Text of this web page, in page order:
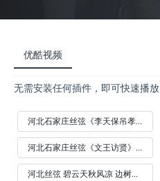
优酷视频
无需安装任何插件，即可快速播放